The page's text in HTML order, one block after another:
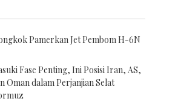
Pamerkan Jet Pembom H-6N
Fase Penting, Ini Posisi Iran, AS,
Oman dalam Perjanjian Selat